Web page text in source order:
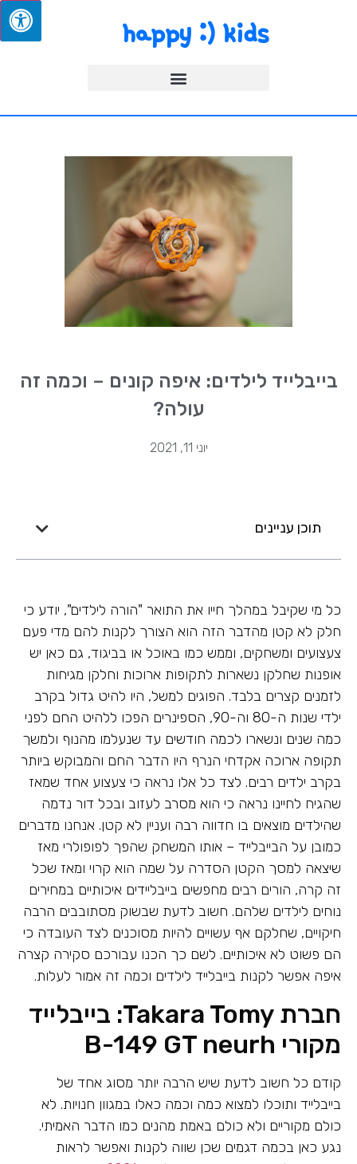
happy :) kids
בייבלייד לילדים: איפה קונים – וכמה זה
עולה?
יוני 11, 2021
תוכן עניינים
כל מי שקיבל במהלך חייו את התואר "הורה לילדים", יודע כי
חלק לא קטן מהדבר הזה הוא הצורך לקנות להם מדי פעם
צעצועים ומשחקים, וממש כמו באוכל או בביגוד, גם כאן יש
אופנות שחלקן נשארות לתקופות ארוכות וחלקן מגיחות
לזמנים קצרים בלבד. הפוגים למשל, היו להיט גדול בקרב
ילדי שנות ה-80 וה-90, הספינרים הפכו ללהיט החם לפני
כמה שנים ונשארו לכמה חודשים עד שנעלמו מהנוף ולמשך
תקופה ארוכה אקדחי הנרף היו הדבר החם והמבוקש ביותר
בקרב ילדים רבים. לצד כל אלו נראה כי צעצוע אחד שמאז
שהגיח לחיינו נראה כי הוא מסרב לעזוב ובכל דור נדמה
שהילדים מוצאים בו חדווה רבה ועניין לא קטן. אנחנו מדברים
כמובן על הבייבלייד – אותו המשחק שהפך לפופולרי מאז
שיצאה למסך הקטן הסדרה על שמה הוא קרוי ומאז שכל
זה קרה, הורים רבים מחפשים בייבליידים איכותיים במחירים
נוחים לילדים שלהם. חשוב לדעת שבשוק מסתובבים הרבה
חיקויים, שחלקם אף עשויים להיות מסוכנים לצד העובדה כי
הם פשוט לא איכותיים. לשם כך הכנו עבורכם סקירה קצרה
איפה אפשר לקנות בייבלייד לילדים וכמה זה אמור לעלות.
חברת Takara Tomy: בייבלייד
מקורי B-149 GT neurh
קודם כל חשוב לדעת שיש הרבה יותר מסוג אחד של
בייבלייד ותוכלו למצוא כמה וכמה כאלו במגוון חנויות. לא
כולם מקוריים ולא כולם באמת מהנים כמו הדבר האמיתי.
נגע כאן בכמה דגמים שכן שווה לקנות ואפשר לראות